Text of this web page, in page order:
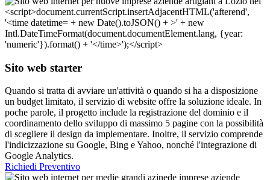
Sito web starter
Quando si tratta di avviare un'attività o quando si ha a disposizione
un budget limitato, il servizio di website offre la soluzione ideale. In
poche parole, il progetto include la registrazione del dominio e il
coordinamento dello sviluppo di massimo 5 pagine con la possibilità
di scegliere il design da implementare. Inoltre, il servizio comprende
l'indicizzazione su Google, Bing e Yahoo, nonché l'integrazione di
Google Analytics.
Richiedi Preventivo